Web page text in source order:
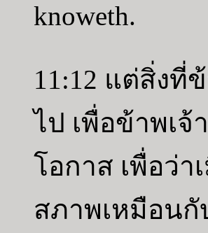
knoweth.
11:12 แต่สิ่งที่
ไป เพื่อข้าพเ
โอกาส เพื่อว่า
สภาพเหมือนกั